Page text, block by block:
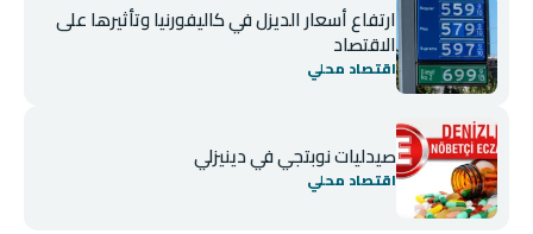
ارتفاع أسعار الديزل في كاليفورنيا وتأثيرها على
الاقتصاد
اقتصاد محلي
صيدليات نوبتجي في دينيزلي
اقتصاد محلي